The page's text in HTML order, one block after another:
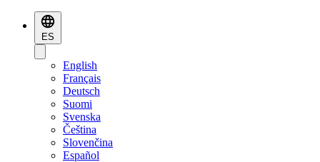
ES
English
Français
Deutsch
Suomi
Svenska
Čeština
Slovenčina
Español